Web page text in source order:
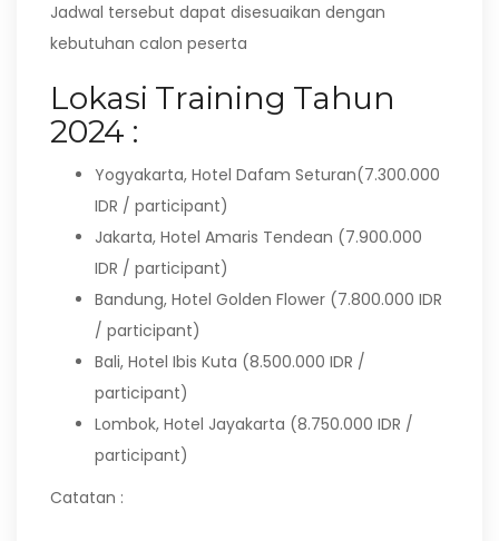
Jadwal tersebut dapat disesuaikan dengan
kebutuhan calon peserta
Lokasi Training Tahun
2024 :
Yogyakarta, Hotel Dafam Seturan(7.300.000
IDR / participant)
Jakarta, Hotel Amaris Tendean (7.900.000
IDR / participant)
Bandung, Hotel Golden Flower (7.800.000 IDR
/ participant)
Bali, Hotel Ibis Kuta (8.500.000 IDR /
participant)
Lombok, Hotel Jayakarta (8.750.000 IDR /
participant)
Catatan :